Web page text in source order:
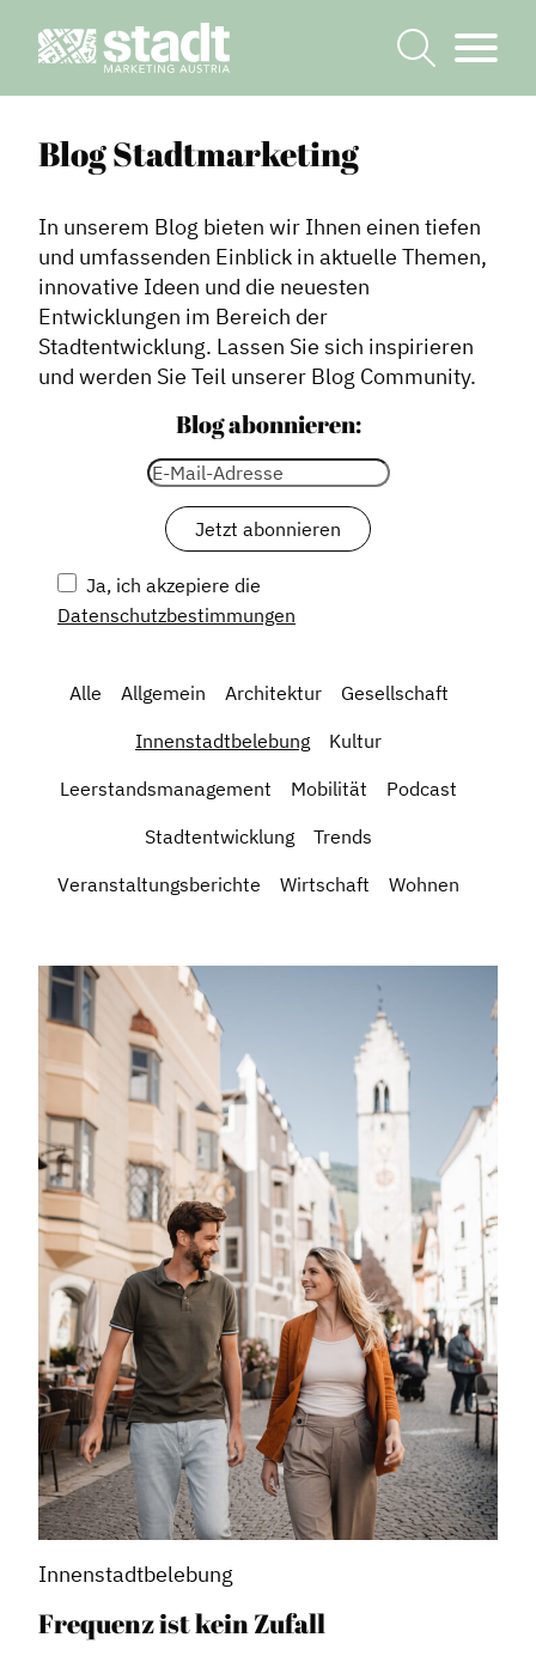
Blog Stadtmarketing
In unserem Blog bieten wir Ihnen einen tiefen
und umfassenden Einblick in aktuelle Themen,
innovative Ideen und die neuesten
Entwicklungen im Bereich der
Stadtentwicklung. Lassen Sie sich inspirieren
und werden Sie Teil unserer Blog Community.
Blog abonnieren:
Ja, ich akzepiere die
Datenschutzbestimmungen
Alle Allgemein Architektur
Gesellschaft
Innenstadtbelebung
Kultur
Leerstandsmanagement
Mobilität
Podcast
Stadtentwicklung
Trends
Veranstaltungsberichte
Wirtschaft Wohnen
Innenstadtbelebung
Frequenz ist kein Zufall